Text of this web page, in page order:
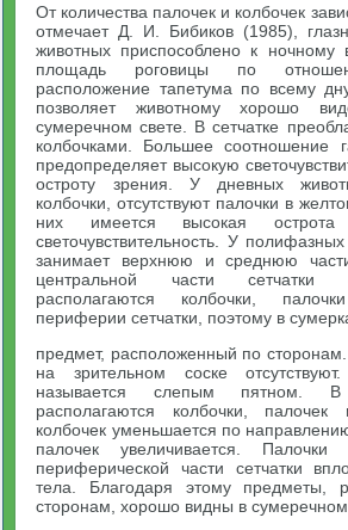
От количества палочек и колбочек
отмечает Д. И. Бибиков (1985),
животных приспособлено к
площадь роговицы по
расположение тапетума по всему
позволяет животному хорошо
сумеречном свете. В сетчатке
колбочками. Большее соотношение
предопределяет высокую
остроту зрения. У дневных
колбочки, отсутствуют палочки в
них имеется высокая
светочувствительность. У
занимает верхнюю и среднюю
центральной части сетчатки
располагаются колбочки,
периферии сетчатки, поэтому в
предмет, расположенный по
на зрительном соске
называется слепым пятном.
располагаются колбочки, палочек
колбочек уменьшается по
палочек увеличивается.
периферической части сетчатки
тела. Благодаря этому предметы,
сторонам, хорошо видны в сумеречном